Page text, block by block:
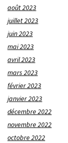
août 2023
juillet 2023
juin 2023
mai 2023
avril 2023
mars 2023
février 2023
janvier 2023
décembre 2022
novembre 2022
octobre 2022